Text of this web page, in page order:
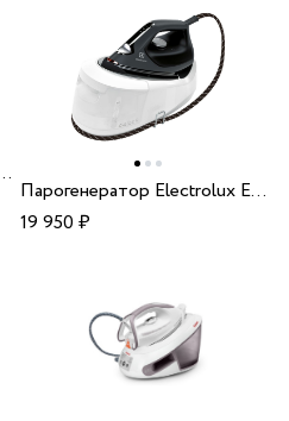
Lift+Swiss Edition Eu
Парогенератор Electrolux E6ST1-8EG
19 950₽